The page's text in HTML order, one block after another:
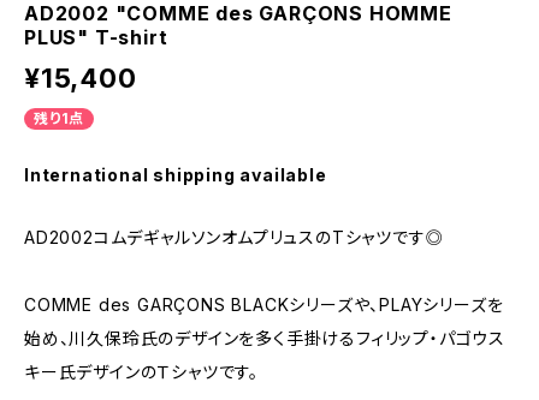
AD2002 "COMME des GARÇONS HOMME
PLUS" T-shirt
¥15,400
残り1点
International shipping available
AD2002コムデギャルソンオムプリュスのTシャツです◎
COMME des GARÇONS BLACKシリーズや、PLAYシリーズを
始め、川久保玲氏のデザインを多く手掛けるフィリップ・パゴウス
キー氏デザインのＴシャツです。